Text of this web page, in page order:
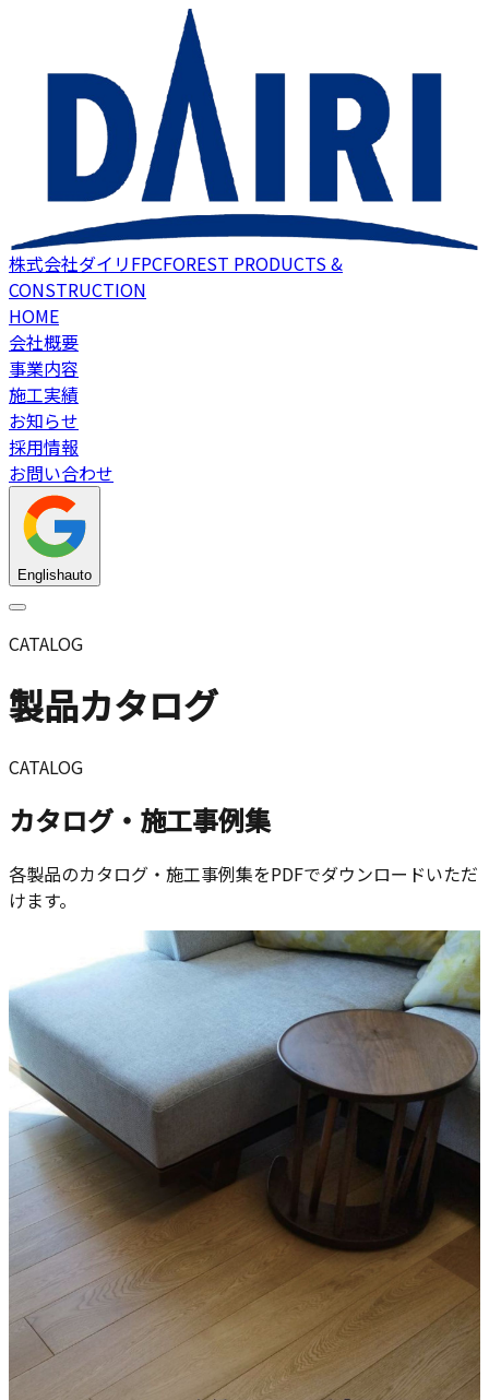
株式会社ダイリFPCFOREST PRODUCTS &
CONSTRUCTION
HOME
会社概要
事業内容
施工実績
お知らせ
採用情報
お問い合わせ
Englishauto
CATALOG
製品カタログ
CATALOG
カタログ・施工事例集
各製品のカタログ・施工事例集をPDFでダウンロードいただ
けます。